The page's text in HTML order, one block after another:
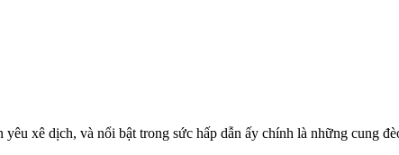
xê dịch, và nổi bật trong sức hấp dẫn ấy chính là những cung